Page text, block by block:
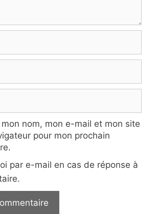
nom, mon e-mail et mon site
pour mon prochain
par e-mail en cas de réponse à